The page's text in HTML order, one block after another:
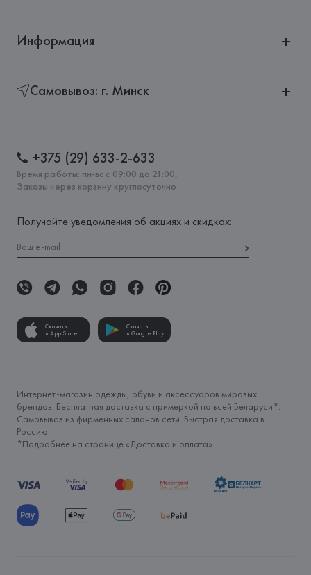
Информация
Самовывоз: г. Минск
+375 (29) 633-2-633
Время работы: пн-вс с 09:00 до 21:00,
Заказы через корзину круглосуточно
Получайте уведомления об акциях и скидках:
Скачать
в App Store
Скачать
в Google Play
Интернет-магазин одежды, обуви и аксессуаров мировых
брендов. Бесплатная доставка с примеркой по всей Беларуси*.
Самовывоз из фирменных салонов сети. Быстрая доставка в
Россию.
*Подробнее на странице «Доставка и оплата»